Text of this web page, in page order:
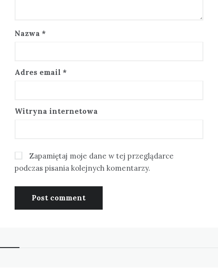
Nazwa *
Adres email *
Witryna internetowa
Zapamiętaj moje dane w tej przeglądarce
podczas pisania kolejnych komentarzy.